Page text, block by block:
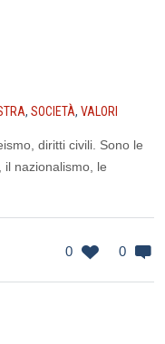
, SOCIETÀ, VALORI
diritti civili. Sono le
il nazionalismo, le
0 0